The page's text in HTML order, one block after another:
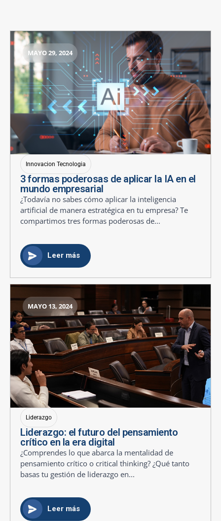
MAYO 29, 2024
Innovacion Tecnologia
3 formas poderosas de aplicar la IA en el
mundo empresarial
¿Todavía no sabes cómo aplicar la inteligencia
artificial de manera estratégica en tu empresa? Te
compartimos tres formas poderosas de...
Leer más
MAYO 13, 2024
Liderazgo
Liderazgo: el futuro del pensamiento
crítico en la era digital
¿Comprendes lo que abarca la mentalidad de
pensamiento crítico o critical thinking? ¿Qué tanto
basas tu gestión de liderazgo en...
Leer más